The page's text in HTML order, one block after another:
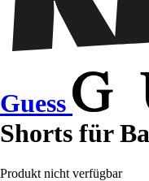
Guess
Shorts für
Produkt nicht verfügbar